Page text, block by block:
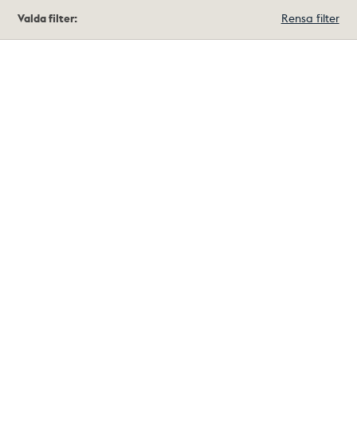
träffar
Valda filter: Rensa filter